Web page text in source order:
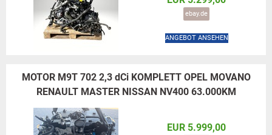
ebay.de
ANGEBOT ANSEHEN
MOTOR M9T 702 2,3 dCi KOMPLETT OPEL MOVANO
RENAULT MASTER NISSAN NV400 63.000KM
EUR 5.999,00